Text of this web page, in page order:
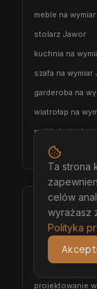
meble na
stolarz Jawor
kuchnia na
szafa na wymiar
garderoba na
wiatrołap na
meble
meble
Środa Śląska
architekt wnętrz
projektant
projekt wnętrz
projektowanie
Ta strona
celów
wyrażasz
Polityka